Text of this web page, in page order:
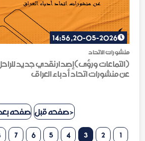
منشورات الاتحاد
20-05-2026, 14:56
(التماعات ورؤى)إصدار نقدي جديد
عن منشورات اتحاد أدباء العراق
< صفحه قبل صفحه
1
2
3
4
5
6
7